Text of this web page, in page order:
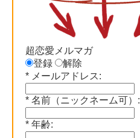
超恋愛メルマガ
登録
解除
* メールアドレス:
* 名前（ニックネーム可）:
* 年齢: